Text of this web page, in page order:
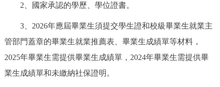
2、國家承認的學歷、學位證書。
3、2026年應屆畢業生須提交學生證和校級畢業生就業主
管部門蓋章的畢業生就業推薦表、畢業生成績單等材料，
2025年畢業生需提供畢業生成績單，2024年畢業生需提供畢
業生成績單和未繳納社保證明。